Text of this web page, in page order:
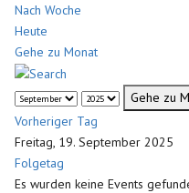
Nach Woche
Heute
Gehe zu Monat
Gehe zu
Vorheriger Tag
Freitag, 19. September 2025
Folgetag
Es wurden keine Events